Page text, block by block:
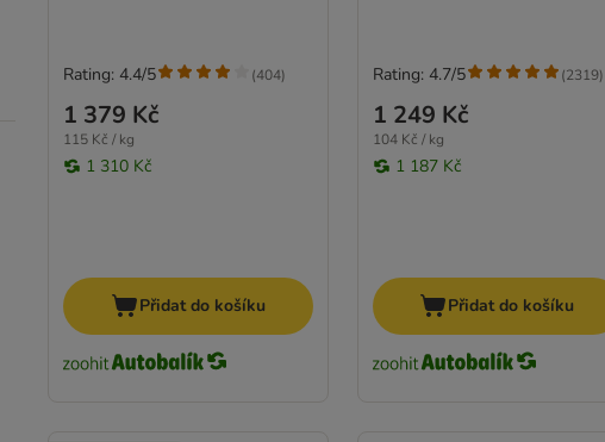
1 379 Kč
115 Kč / kg
1 310 Kč
Rating: 4.4/5 (404)
Přidat do košíku
1 249 Kč
104 Kč / kg
1 187 Kč
Rating: 4.7/5 (2319)
Přidat do košíku